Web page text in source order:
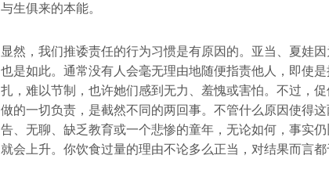
与生俱来的本能。
显然，我们推诿责任的行为习惯是有原因的。亚当、夏娃
也是如此。通常没有人会毫无理由地随便指责他人，即使
扎，难以节制，也许她们感到无力、羞愧或害怕。不过，
做的一切负责，是截然不同的两回事。不管什么原因使得
告、无聊、缺乏教育或一个悲惨的童年，无论如何，事实
就会上升。你饮食过量的理由不论多么正当，对结果而言都